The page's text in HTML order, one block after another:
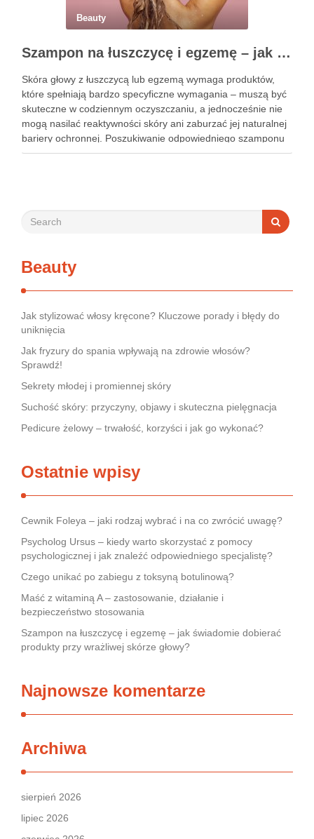
Beauty
Szampon na łuszczycę i egzemę – jak świadomie dobierać produkty przy wrażliwej skórze głowy?
Skóra głowy z łuszczycą lub egzemą wymaga produktów,
które spełniają bardzo specyficzne wymagania – muszą być
skuteczne w codziennym oczyszczaniu, a jednocześnie nie
mogą nasilać reaktywności skóry ani zaburzać jej naturalnej
bariery ochronnej. Poszukiwanie odpowiedniego szamponu
bywa dla wielu pacjentów procesem długim i frustrującym, bo
Beauty
Jak stylizować włosy kręcone? Kluczowe porady i błędy do
uniknięcia
Jak fryzury do spania wpływają na zdrowie włosów?
Sprawdź!
Sekrety młodej i promiennej skóry
Suchość skóry: przyczyny, objawy i skuteczna pielęgnacja
Pedicure żelowy – trwałość, korzyści i jak go wykonać?
Ostatnie wpisy
Cewnik Foleya – jaki rodzaj wybrać i na co zwrócić uwagę?
Psycholog Ursus – kiedy warto skorzystać z pomocy
psychologicznej i jak znaleźć odpowiedniego specjalistę?
Czego unikać po zabiegu z toksyną botulinową?
Maść z witaminą A – zastosowanie, działanie i
bezpieczeństwo stosowania
Szampon na łuszczycę i egzemę – jak świadomie dobierać
produkty przy wrażliwej skórze głowy?
Najnowsze komentarze
Archiwa
sierpień 2026
lipiec 2026